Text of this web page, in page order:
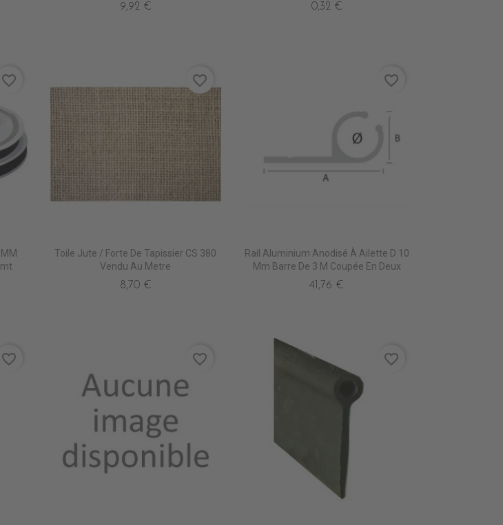
9,92 €
0,32 €
favorite_border
Toile Jute / Forte De Tapissier CS 380
Vendu Au Metre
8,70 €
favorite_border
Rail Aluminium Anodisé À Ailette D 10
Mm Barre De 3 M Coupée En Deux
41,76 €
favorite_border
favorite_border favorite_border favorite_border